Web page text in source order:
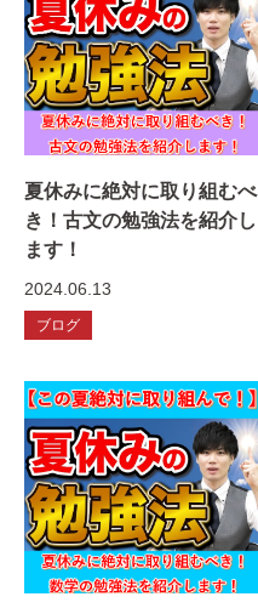
夏休みに絶対に取り組むべ
き！古文の勉強法を紹介し
ます！
2024.06.13
ブログ